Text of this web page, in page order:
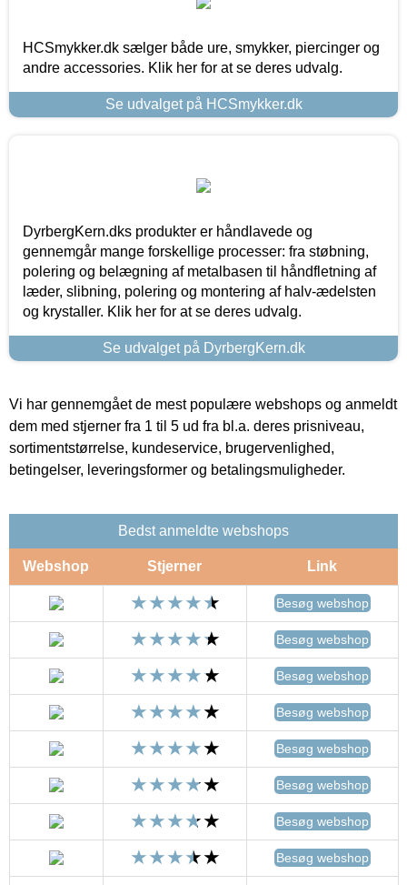
HCSmykker.dk sælger både ure, smykker, piercinger og
andre accessories. Klik her for at se deres udvalg.
Se udvalget på HCSmykker.dk
DyrbergKern.dks produkter er håndlavede og
gennemgår mange forskellige processer: fra støbning,
polering og belægning af metalbasen til håndfletning af
læder, slibning, polering og montering af halv-ædelsten
og krystaller. Klik her for at se deres udvalg.
Se udvalget på DyrbergKern.dk
Vi har gennemgået de mest populære webshops og anmeldt
dem med stjerner fra 1 til 5 ud fra bl.a. deres prisniveau,
sortimentstørrelse, kundeservice, brugervenlighed,
betingelser, leveringsformer og betalingsmuligheder.
Bedst anmeldte webshops
Webshop Stjerner Link
Besøg webshop
Besøg webshop
Besøg webshop
Besøg webshop
Besøg webshop
Besøg webshop
Besøg webshop
Besøg webshop